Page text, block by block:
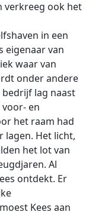
verkreeg ook het
in een
eigenaar van
waar van
onder andere
lag naast
en
het raam had
lagen. Het licht,
het lot van
Al
ontdekt. Er
Kees aan